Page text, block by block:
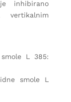
inhibirano
L 385:
smole L